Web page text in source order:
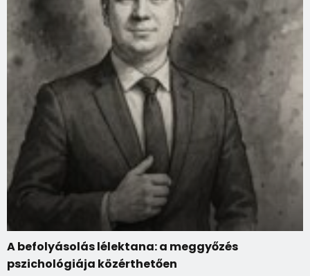
A befolyásolás lélektana: a meggyőzés
pszichológiája közérthetően